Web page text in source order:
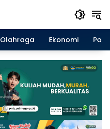
Olahraga Ekonomi